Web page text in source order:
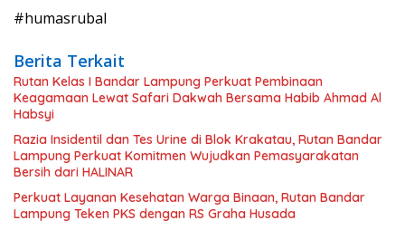
#humasrubal
Berita Terkait
Rutan Kelas I Bandar Lampung Perkuat Pembinaan
Keagamaan Lewat Safari Dakwah Bersama Habib Ahmad Al
Habsyi
Razia Insidentil dan Tes Urine di Blok Krakatau, Rutan Bandar
Lampung Perkuat Komitmen Wujudkan Pemasyarakatan
Bersih dari HALINAR
Perkuat Layanan Kesehatan Warga Binaan, Rutan Bandar
Lampung Teken PKS dengan RS Graha Husada